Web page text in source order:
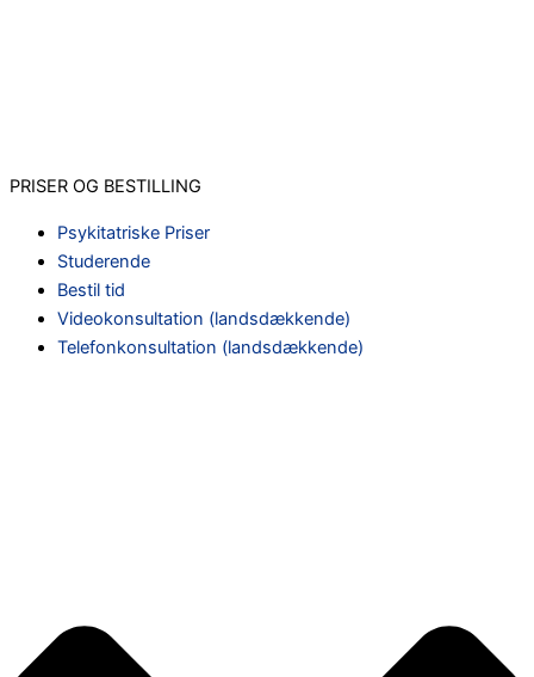
PRISER OG BESTILLING
Psykitatriske Priser
Studerende
Bestil tid
Videokonsultation (landsdækkende)
Telefonkonsultation (landsdækkende)